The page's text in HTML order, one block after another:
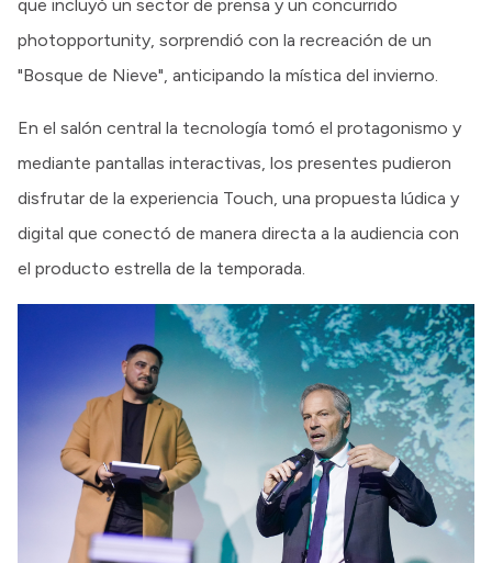
que incluyó un sector de prensa y un concurrido
photopportunity, sorprendió con la recreación de un
"Bosque de Nieve", anticipando la mística del invierno.
En el salón central la tecnología tomó el protagonismo y
mediante pantallas interactivas, los presentes pudieron
disfrutar de la experiencia Touch, una propuesta lúdica y
digital que conectó de manera directa a la audiencia con
el producto estrella de la temporada.